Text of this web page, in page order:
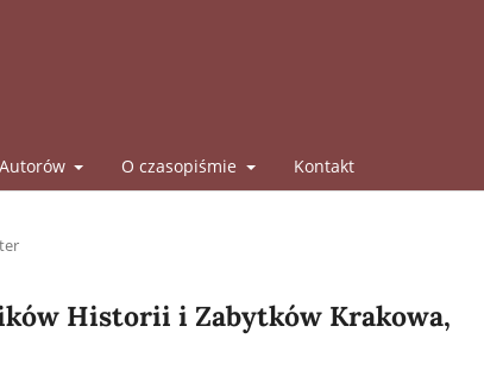
O czasopiśmie Kontakt
Historii i Zabytków Krakowa,